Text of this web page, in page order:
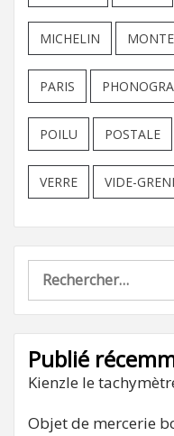
MICHELIN
PARIS
POILU POSTALE
VERRE VIDE-
Rechercher :
Publié
Kienzle le
Objet de mercerie